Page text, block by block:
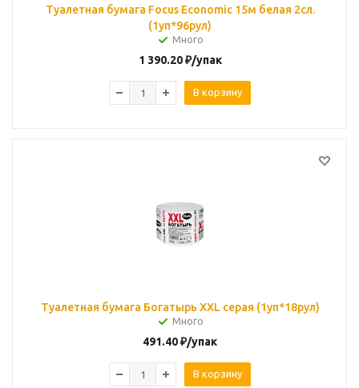
Туалетная бумага Focus Economic 15м белая 2сл.
(1уп*96рул)
Много
1 390.20₽/упак
В корзину
Туалетная бумага Богатырь XXL серая (1уп*18рул)
Много
491.40₽/упак
В корзину